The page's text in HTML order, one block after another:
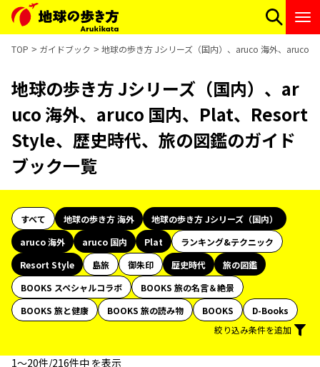
TOP ガイドブック 地球の歩き方 Jシリーズ（国内）、aruco 海外、aruco
地球の歩き方 Jシリーズ（国内）、ar
uco 海外、aruco 国内、Plat、Resort
Style、歴史時代、旅の図鑑のガイド
ブック一覧
すべて 地球の歩き方 海外
地球の歩き方 Jシリーズ（国内）
aruco 海外
aruco 国内 Plat
ランキング&テクニック
Resort Style
島旅 御朱印 歴史時代
旅の図鑑
BOOKS スペシャルコラボ
BOOKS 旅の名言＆絶景
BOOKS 旅と健康
BOOKS 旅の読み物 BOOKS
D-Books
絞り込み条件を追加
1〜20件/216件中 を表示